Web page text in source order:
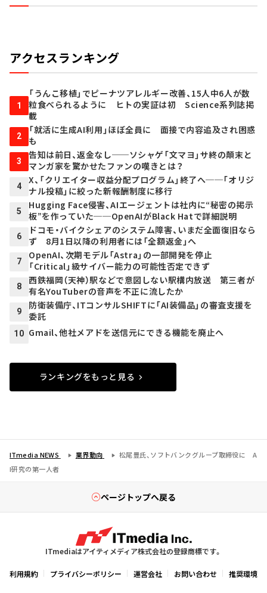
アクセスランキング
1
「うんこ移植」でピーナツアレルギー改善、15人中6人が数
粒食べられるように ヒトの実証は初 Science系列誌掲
載
2
「就活に生成AI利用」ほぼ全員に 面接で内容追及され困惑
も
3
告知は前日、返金なし──ソシャゲ「文マヨ」サ終の顛末と
マンガ家を驚かせたファンの嘆きとは？
4
X、「クリエイター収益分配プログラム」終了へ──「オリジ
ナル投稿」に絞った新報酬制度に移行
5
Hugging Face侵害、AIエージェントは社内に“秘密の掲示
板”を作っていた──OpenAIがBlack Hatで詳細説明
6
ドコモ・バイクシェアのシステム障害、いまだ全面復旧なら
ず 8月1日以降の利用者には「全額返金」へ
7
OpenAI、次期モデル「Astra」の一部開発を停止
「Critical」級サイバー能力の可能性否定できず
8
西鉄福岡（天神）駅などで意図しない駅構内放送 第三者が
有名YouTuberの音声を不正に流したか
9
防衛装備庁、ITコンサルSHIFTに「AI装備品」の審査支援を
委託
10 Gmail、他社メアドを送信元にできる機能を廃止へ
ランキングをもっと見る
ITmedia NEWS 業界動向
松尾豊氏、ソフトバンクグループ取締役に A
I研究の第一人者
ページトップへ戻る
ITmediaはアイティメディア株式会社の登録商標です。
利用規約 プライバシーポリシー 運営会社 お問い合わせ 推奨環境